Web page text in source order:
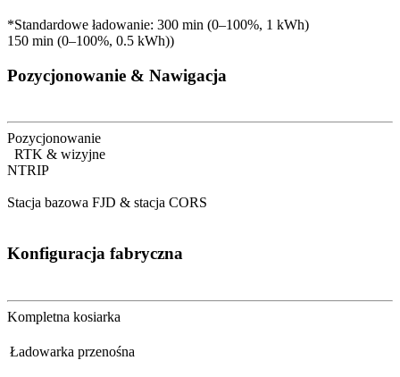
*Standardowe ładowanie: 300 min (0–100%, 1 kWh)
150 min (0–100%, 0.5 kWh))
Pozycjonowanie & Nawigacja
Pozycjonowanie
RTK & wizyjne
NTRIP
Stacja bazowa FJD & stacja CORS
Konfiguracja fabryczna
Kompletna kosiarka
Ładowarka przenośna